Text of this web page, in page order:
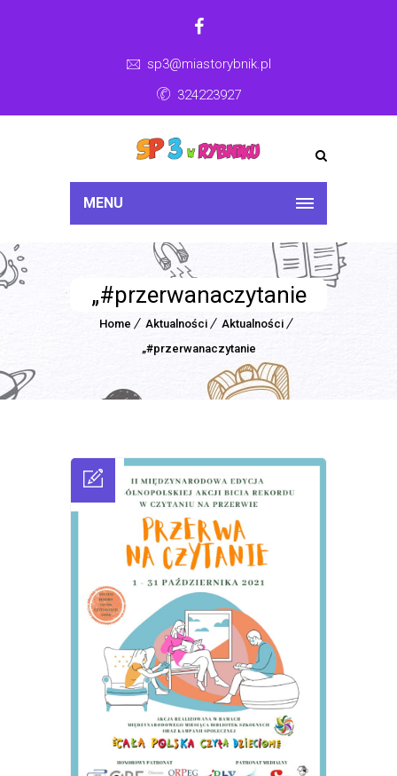
sp3@miastorybnik.pl
324223927
MENU
„#przerwanaczytanie
Home Aktualności
Aktualności
„#przerwanaczytanie